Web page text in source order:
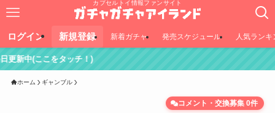
カプセルトイ情報ファンサイト
ログイン 新規登録 新着ガチャ 発売スケジュール 人気ランキ
チ！)
ホーム ギャンブル
コメント・交換募集 0件